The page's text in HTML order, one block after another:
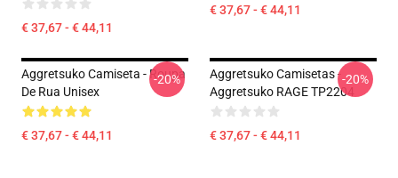
€ 37,67 - € 44,11
€ 37,67 - € 44,11
Aggretsuko Camiseta - Roupa
De Rua Unisex
€ 37,67 - € 44,11
-20%
Aggretsuko Camisetas -
Aggretsuko RAGE TP2204
€ 37,67 - € 44,11
-20%